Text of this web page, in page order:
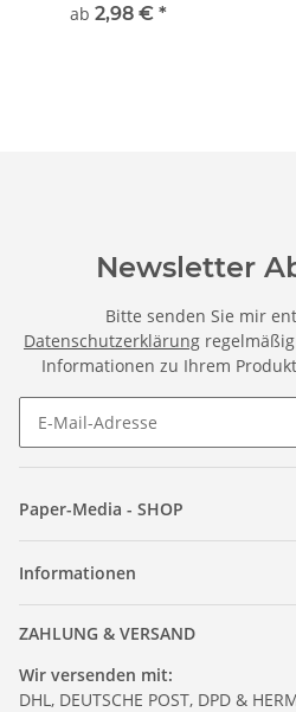
ab 2,98 € *
Newsletter
Bitte senden Sie mir
Datenschutzerklärung
Informationen zu Ihrem
Paper-Media - SHOP
Informationen
ZAHLUNG & VERSAND
Wir versenden mit:
DHL, DEUTSCHE POST, DPD &